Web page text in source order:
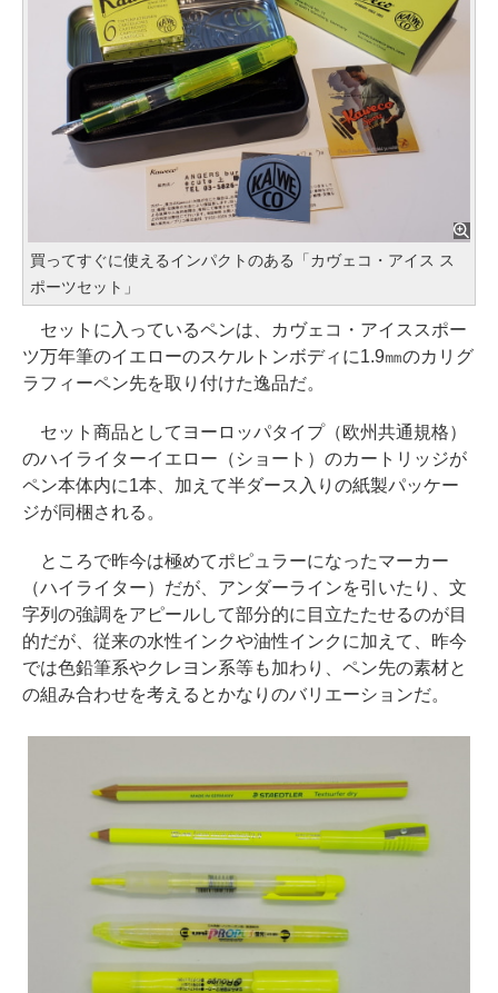
買ってすぐに使えるインパクトのある「カヴェコ・アイス ス
ポーツセット」
セットに入っているペンは、カヴェコ・アイススポー
ツ万年筆のイエローのスケルトンボディに1.9㎜のカリグ
ラフィーペン先を取り付けた逸品だ。
セット商品としてヨーロッパタイプ（欧州共通規格）
のハイライターイエロー（ショート）のカートリッジが
ペン本体内に1本、加えて半ダース入りの紙製パッケー
ジが同梱される。
ところで昨今は極めてポピュラーになったマーカー
（ハイライター）だが、アンダーラインを引いたり、文
字列の強調をアピールして部分的に目立たたせるのが目
的だが、従来の水性インクや油性インクに加えて、昨今
では色鉛筆系やクレヨン系等も加わり、ペン先の素材と
の組み合わせを考えるとかなりのバリエーションだ。